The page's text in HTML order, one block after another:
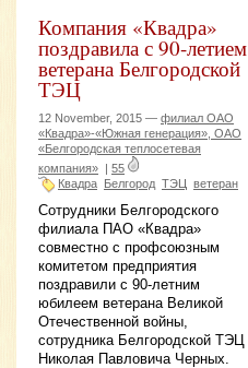
Компания «Квадра»
поздравила с 90-летием
ветерана Белгородской
ТЭЦ
12 November, 2015 — филиал ОАО
«Квадра»-«Южная генерация», ОАО
«Белгородская теплосетевая
компания» | 55
Квадра Белгород ТЭЦ ветеран
Сотрудники Белгородского
филиала ПАО «Квадра»
совместно с профсоюзным
комитетом предприятия
поздравили с 90-летним
юбилеем ветерана Великой
Отечественной войны,
сотрудника Белгородской ТЭЦ
Николая Павловича Черных.